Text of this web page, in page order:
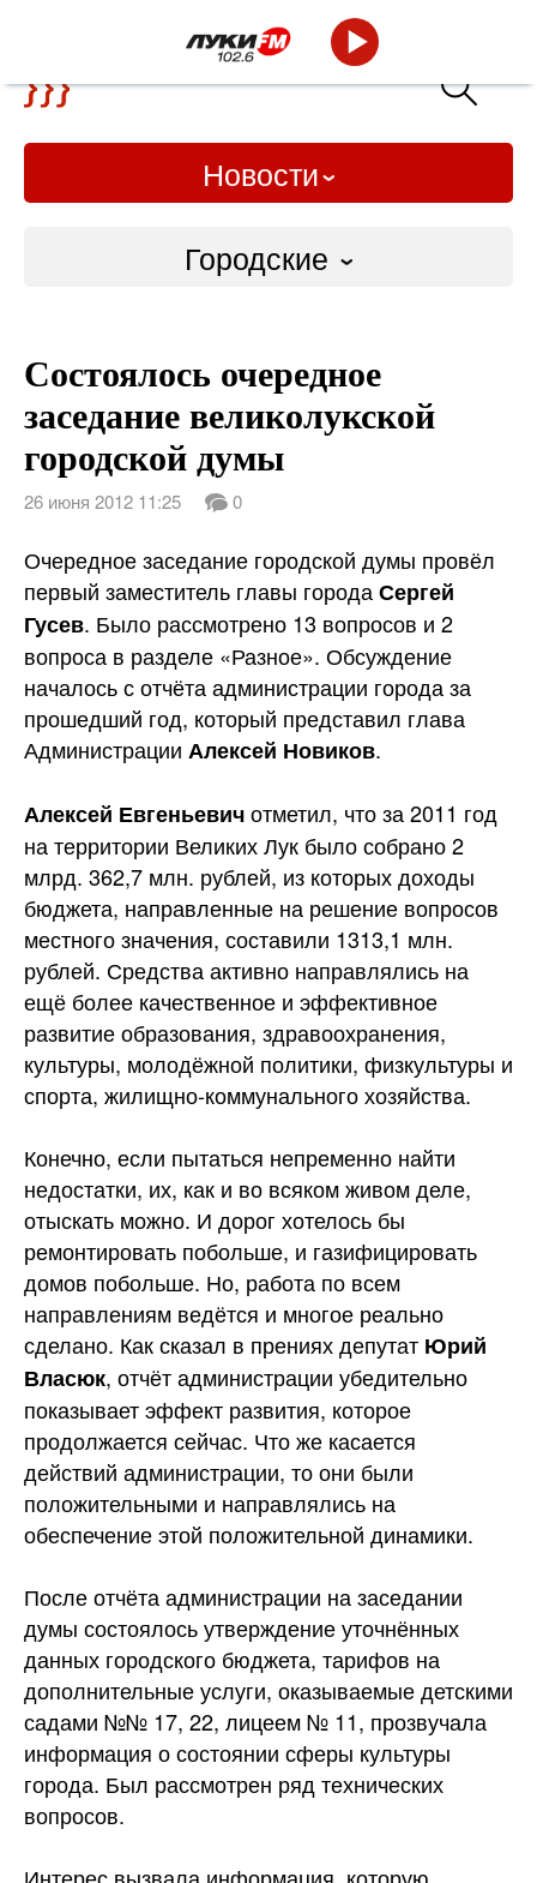
Новости
Городские
Слово Дело
Народные
ВТРК
Состоялось очередное
заседание великолукской
городской думы
26 июня 2012 11:25 0
Очередное заседание городской думы провёл
первый заместитель главы городаСергей
Гусев. Было рассмотрено 13 вопросов и 2
вопроса в разделе «Разное». Обсуждение
началось с отчёта администрации города за
прошедший год, который представил глава
Администрации Алексей Новиков.
Алексей Евгеньевичотметил, что за 2011 год
на территории Великих Лук было собрано 2
млрд. 362,7 млн. рублей, из которых доходы
бюджета, направленные на решение вопросов
местного значения, составили 1313,1 млн.
рублей. Средства активно направлялись на
ещё более качественное и эффективное
развитие образования, здравоохранения,
культуры, молодёжной политики, физкультуры и
спорта, жилищно-коммунального хозяйства.
Конечно, если пытаться непременно найти
недостатки, их, как и во всяком живом деле,
отыскать можно. И дорог хотелось бы
ремонтировать побольше, и газифицировать
домов побольше. Но, работа по всем
направлениям ведётся и многое реально
сделано. Как сказал в прениях депутат Юрий
Власюк, отчёт администрации убедительно
показывает эффект развития, которое
продолжается сейчас. Что же касается
действий администрации, то они были
положительными и направлялись на
обеспечение этой положительной динамики.
После отчёта администрации на заседании
думы состоялось утверждение уточнённых
данных городского бюджета, тарифов на
дополнительные услуги, оказываемые детскими
садами №№ 17, 22, лицеем № 11, прозвучала
информация о состоянии сферы культуры
города. Был рассмотрен ряд технических
вопросов.